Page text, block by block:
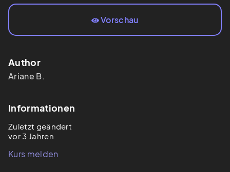
Vorschau
Author
Ariane B.
Informationen
Zuletzt geändert
vor 3 Jahren
Kurs melden